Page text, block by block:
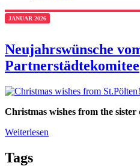
JANUAR 2026
Neujahrswünsche
Partnerstädtekomitee
Christmas wishes from the
Weiterlesen
Tags